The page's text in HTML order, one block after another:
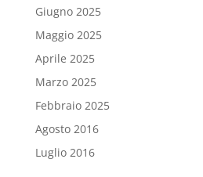
Giugno 2025
Maggio 2025
Aprile 2025
Marzo 2025
Febbraio 2025
Agosto 2016
Luglio 2016